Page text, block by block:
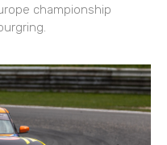
championship